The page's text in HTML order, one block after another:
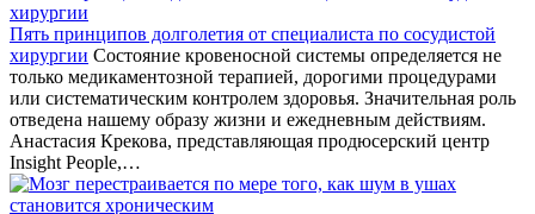
Пять принципов долголетия от специалиста по сосудистой
хирургии Состояние кровеносной системы определяется не
только медикаментозной терапией, дорогими процедурами
или систематическим контролем здоровья. Значительная роль
отведена нашему образу жизни и ежедневным действиям.
Анастасия Крекова, представляющая продюсерский центр
Insight People,…